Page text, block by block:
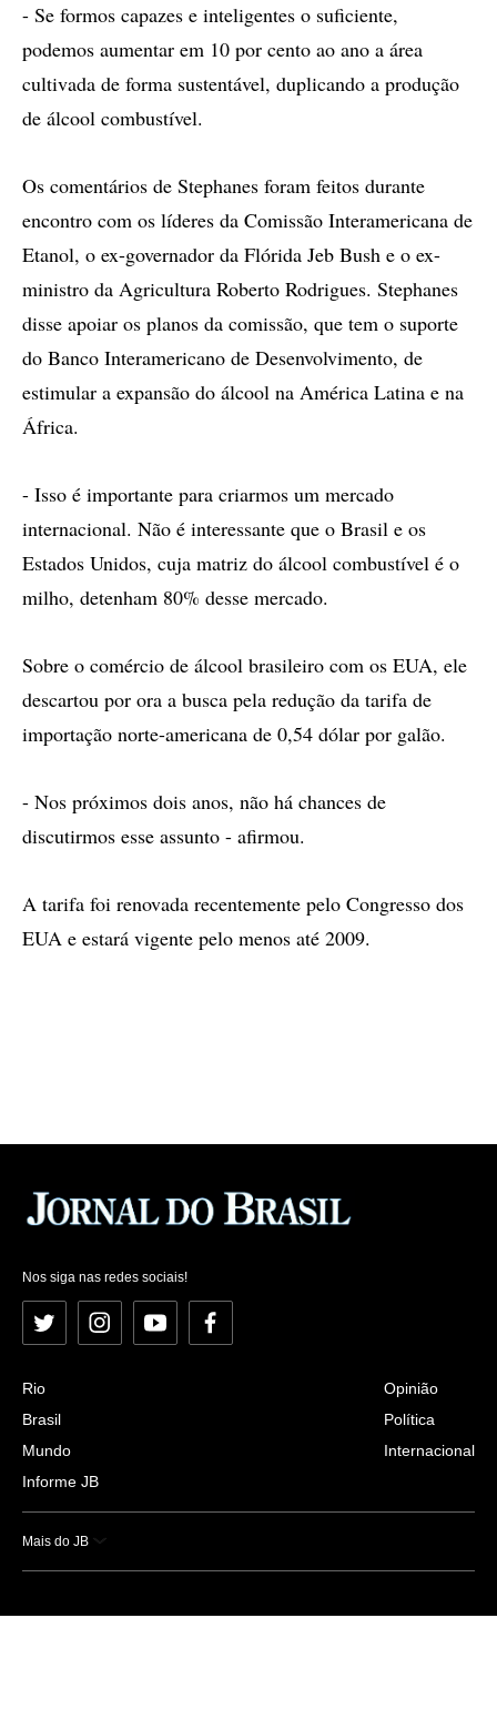
- Se formos capazes e inteligentes o suficiente,
podemos aumentar em 10 por cento ao ano a área
cultivada de forma sustentável, duplicando a produção
de álcool combustível.
Os comentários de Stephanes foram feitos durante
encontro com os líderes da Comissão Interamericana de
Etanol, o ex-governador da Flórida Jeb Bush e o ex-
ministro da Agricultura Roberto Rodrigues. Stephanes
disse apoiar os planos da comissão, que tem o suporte
do Banco Interamericano de Desenvolvimento, de
estimular a expansão do álcool na América Latina e na
África.
- Isso é importante para criarmos um mercado
internacional. Não é interessante que o Brasil e os
Estados Unidos, cuja matriz do álcool combustível é o
milho, detenham 80% desse mercado.
Sobre o comércio de álcool brasileiro com os EUA, ele
descartou por ora a busca pela redução da tarifa de
importação norte-americana de 0,54 dólar por galão.
- Nos próximos dois anos, não há chances de
discutirmos esse assunto - afirmou.
A tarifa foi renovada recentemente pelo Congresso dos
EUA e estará vigente pelo menos até 2009.
Nos siga nas redes sociais!
Twitter InstagramYouTubeFacebook
Rio
Brasil
Mundo
Informe JB
Opinião
Política
Internacional
Mais do JB
Esportes